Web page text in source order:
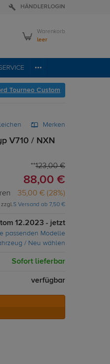
HÄNDLERLOGIN
Warenkorb
leer
Tourneo Custom
Merken
V710 / NXN
123,00 €
88,00 €
35,00 € (28%)
zzgl.S Versand ab 7,50 €
12.2023 - jetzt
passenden Modelle
/ Neu wählen
Sofort lieferbar
verfügbar